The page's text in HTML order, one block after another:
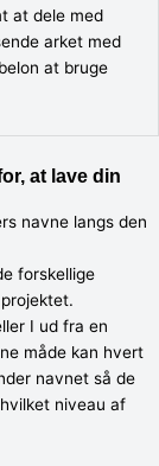
at dele med
arket med
at bruge
at lave din
navne langs den
forskellige
I ud fra en
måde kan hvert
navnet så de
niveau af